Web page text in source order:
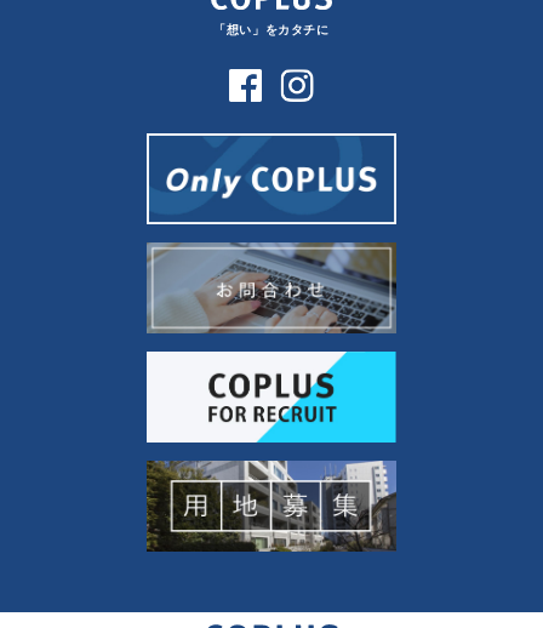
「想い」をカタチに